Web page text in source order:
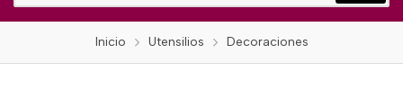
Inicio Utensilios Decoraciones